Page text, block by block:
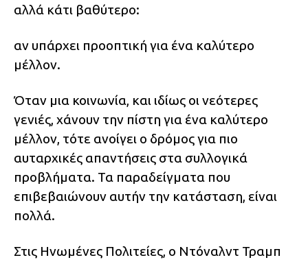
αλλά κάτι βαθύτερο:
αν υπάρχει προοπτική για ένα καλύτερο
μέλλον.
Όταν μια κοινωνία, και ιδίως οι νεότερες
γενιές, χάνουν την πίστη για ένα καλύτερο
μέλλον, τότε ανοίγει ο δρόμος για πιο
αυταρχικές απαντήσεις στα συλλογικά
προβλήματα. Τα παραδείγματα που
επιβεβαιώνουν αυτήν την κατάσταση, είναι
πολλά.
Στις Ηνωμένες Πολιτείες, ο Ντόναλντ Τραμπ